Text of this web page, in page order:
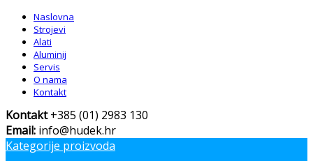
Naslovna
Strojevi
Alati
Aluminij
Servis
O nama
Kontakt
Kontakt+385 (01) 2983 130
Email: info@hudek.hr
Kategorije proizvoda